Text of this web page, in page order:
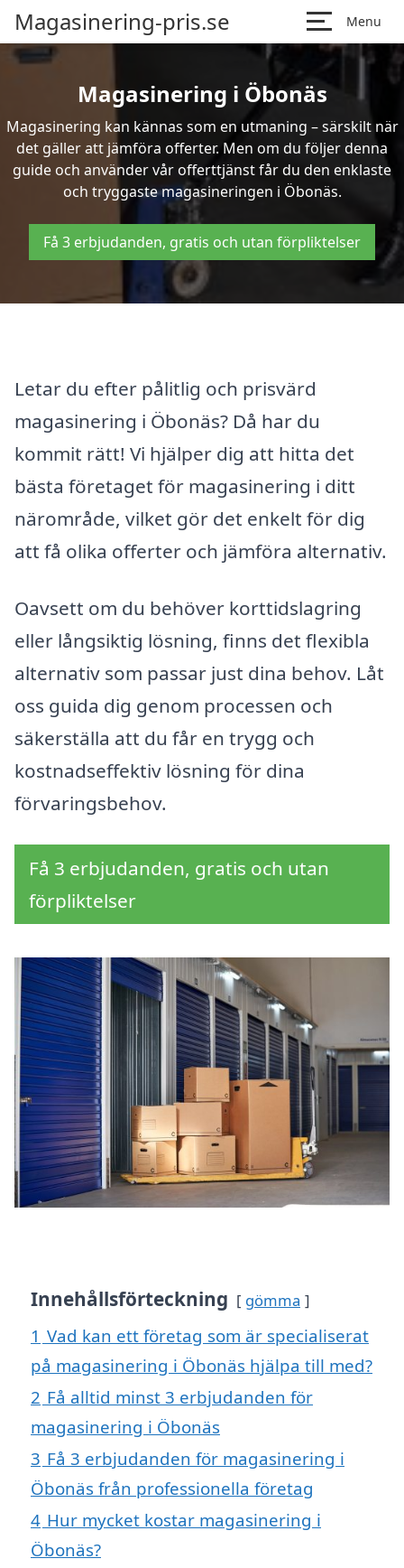
Magasinering-pris.se Menu
Magasinering i Öbonäs
Magasinering kan kännas som en utmaning – särskilt när
det gäller att jämföra offerter. Men om du följer denna
guide och använder vår offerttjänst får du den enklaste
och tryggaste magasineringen i Öbonäs.
Få 3 erbjudanden, gratis och utan förpliktelser
Letar du efter pålitlig och prisvärd
magasinering i Öbonäs? Då har du
kommit rätt! Vi hjälper dig att hitta det
bästa företaget för magasinering i ditt
närområde, vilket gör det enkelt för dig
att få olika offerter och jämföra alternativ.
Oavsett om du behöver korttidslagring
eller långsiktig lösning, finns det flexibla
alternativ som passar just dina behov. Låt
oss guida dig genom processen och
säkerställa att du får en trygg och
kostnadseffektiv lösning för dina
förvaringsbehov.
Få 3 erbjudanden, gratis och utan
förpliktelser
Innehållsförteckning gömma
1 Vad kan ett företag som är specialiserat
på magasinering i Öbonäs hjälpa till med?
2 Få alltid minst 3 erbjudanden för
magasinering i Öbonäs
3 Få 3 erbjudanden för magasinering i
Öbonäs från professionella företag
4 Hur mycket kostar magasinering i
Öbonäs?